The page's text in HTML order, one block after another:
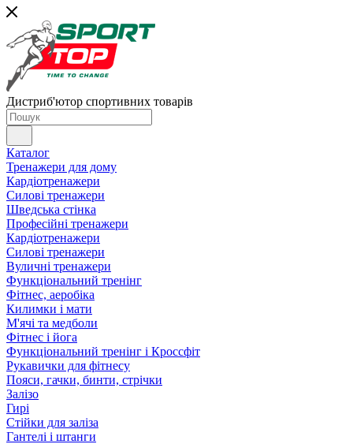
Дистриб'ютор спортивних товарів
Каталог
Тренажери для дому
Кардіотренажери
Силові тренажери
Шведська стінка
Професійні тренажери
Кардіотренажери
Силові тренажери
Вуличні тренажери
Функціональний тренінг
Фітнес, аеробіка
Килимки і мати
М'ячі та медболи
Фітнес і йога
Функціональний тренінг і Кроссфіт
Рукавички для фітнесу
Пояси, гачки, бинти, стрічки
Залізо
Гирі
Стійки для заліза
Гантелі і штанги